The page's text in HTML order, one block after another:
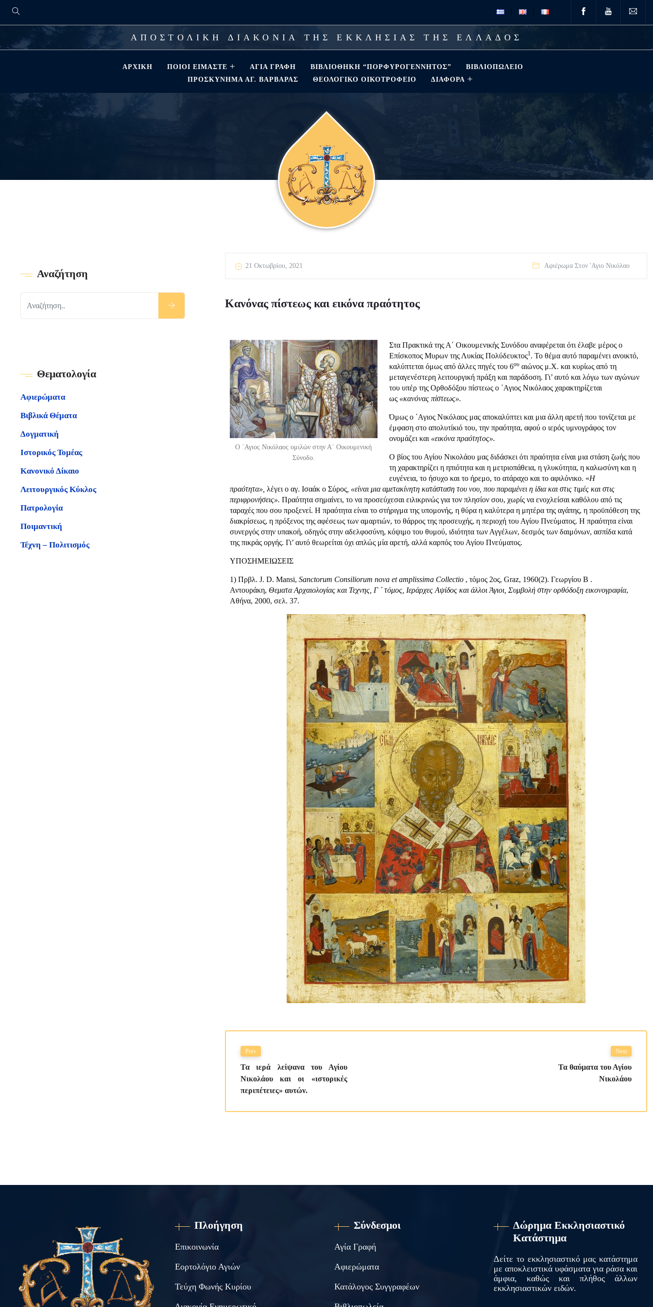
ΑΠΟΣΤΟΛΙΚΗ ΔΙΑΚΟΝΙΑ ΤΗΣ ΕΚΚΛΗΣΙΑΣ ΤΗΣ ΕΛΛΑΔΟΣ
ΑΡΧΙΚΉ ΠΟΙΟΊ ΕΊΜΑΣΤΕ ΑΓΊΑ ΓΡΑΦΉ ΒΙΒΛΙΟΘΗΚΗ “ΠΟΡΦΥΡΟΓΕΝΝΗΤΟΣ”
ΒΙΒΛΙΟΠΩΛΕΊΟ
ΠΡΟΣΚΎΝΗΜΑ ΑΓ. ΒΑΡΒΆΡΑΣ
ΘΕΟΛΟΓΙΚΌ ΟΙΚΟΤΡΟΦΕΊΟ ΔΙΑΦΟΡΑ
21 Οκτωβρίου, 2021 Αφιέρωμα Στον 'Αγιο Νικόλαο
Κανόνας πίστεως και εικόνα πραότητος
Ο ΄Αγιος Νικόλαος ομιλών στην Α΄ Οικουμενική
Σύνοδο.
Στα Πρακτικά της Α΄ Οικουμενικής Συνόδου αναφέρεται ότι έλαβε μέρος ο
Επίσκοπος Μυρων της Λυκίας Πολύδευκτος1. Το θέμα αυτό παραμένει ανοικτό,
καλύπτεται όμως από άλλες πηγές του 6ουαιώνος μ.Χ. και κυρίως από τη
μεταγενέστερη λειτουργική πράξη και παράδοση. Γι’ αυτό και λόγω των αγώνων
του υπέρ της Ορθοδόξου πίστεως ο ΄Αγιος Νικόλαος χαρακτηρίζεται
ως «κανόνας πίστεως».
Όμως ο ΄Αγιος Νικόλαος μας αποκαλύπτει και μια άλλη αρετή που τονίζεται με
έμφαση στο απολυτίκιό του, την πραότητα, αφού ο ιερός υμνογράφος τον
ονομάζει και «εικόνα πραότητος».
Ο βίος του Αγίου Νικολάου μας διδάσκει ότι πραότητα είναι μια στάση ζωής που
τη χαρακτηρίζει η ηπιότητα και η μετριοπάθεια, η γλυκύτητα, η καλωσύνη και η
ευγένεια, το ήσυχο και το ήρεμο, το ατάραχο και το αφιλόνικο. «Η
πραότητα», λέγει ο αγ. Ισαάκ ο Σύρος, «είναι μια αμετακίνητη κατάσταση του νου, που παραμένει η ίδια και στις τιμές και στις
περιφρονήσεις». Πραότητα σημαίνει, το να προσεύχεσαι ειλικρινώς για τον πλησίον σου, χωρίς να ενοχλείσαι καθόλου από τις
ταραχές που σου προξενεί. Η πραότητα είναι το στήριγμα της υπομονής, η θύρα η καλύτερα η μητέρα της αγάπης, η προϋπόθεση της
διακρίσεως, η πρόξενος της αφέσεως των αμαρτιών, το θάρρος της προσευχής, η περιοχή του Αγίου Πνεύματος. Η πραότητα είναι
συνεργός στην υπακοή, οδηγός στην αδελφοσύνη, κόψιμο του θυμού, ιδιότητα των Αγγέλων, δεσμός των δαιμόνων, ασπίδα κατά
της πικράς οργής. Γι’ αυτό θεωρείται όχι απλώς μία αρετή, αλλά καρπός του Αγίου Πνεύματος.
ΥΠΟΣΗΜΕΙΩΣΕΙΣ
1) Πρβλ. J. D. Mansi, Sanctorum Consiliorum nova et amplissima Collectio , τόμος 2ος, Graz, 1960(2). Γεωργίου Β .
Αντουράκη, Θεματα Αρχαιολογίας και Τεχνης, Γ ´τόμος, Ιεράρχες Αψίδος και άλλοι Άγιοι, Συμβολή στην ορθόδοξη εικονογραφία,
Αθήνα, 2000, σελ. 37.
Prev
Τα ιερά λείψανα του Αγίου
Νικολάου και οι «ιστορικές
περιπέτειες» αυτών.
Next
Τα θαύματα του Αγίου
Νικολάου
Αναζήτηση
Θεματολογία
Αφιερώματα
Βιβλικά Θέματα
Δογματική
Ιστορικός Τομέας
Κανονικό Δίκαιο
Λειτουργικός Κύκλος
Πατρολογία
Ποιμαντική
Τέχνη – Πολιτισμός
Πλοήγηση
Επικοινωνία
Εορτολόγιο Αγιών
Τεύχη Φωνής Κυρίου
Σύνδεσμοι
Αγία Γραφή
Αφιερώματα
Κατάλογος Συγγραφέων
Δώρημα Εκκλησιαστικό
Κατάστημα
Δείτε το εκκλησιαστικό μας κατάστημα
με αποκλειστικά υφάσματα για ράσα και
άμφια, καθώς και πλήθος άλλων
εκκλησιαστικών ειδών.